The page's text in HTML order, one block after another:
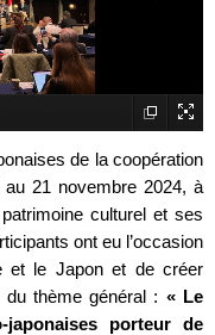
de la coopération
21 novembre 2024, à
culturel et ses
ont eu l’occasion
et le Japon et de créer
thème général : « Le
japonaises porteur de